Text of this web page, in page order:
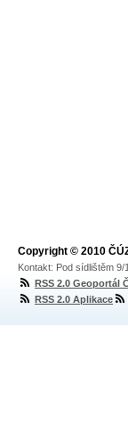
Copyright © 2010
Kontakt: Pod sídlištěm
RSS 2.0 Geoportál
RSS 2.0 Aplikace